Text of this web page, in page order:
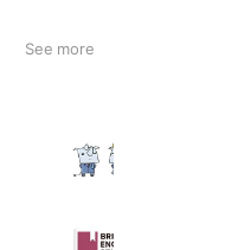
See more